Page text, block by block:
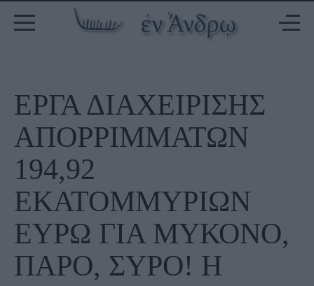
ΕΡΓΑ ΔΙΑΧΕΙΡΙΣΗΣ
ΑΠΟΡΡΙΜΜΑΤΩΝ
194,92
ΕΚΑΤΟΜΜΥΡΙΩΝ
ΕΥΡΩ ΓΙΑ ΜΥΚΟΝΟ,
ΠΑΡΟ, ΣΥΡΟ! Η